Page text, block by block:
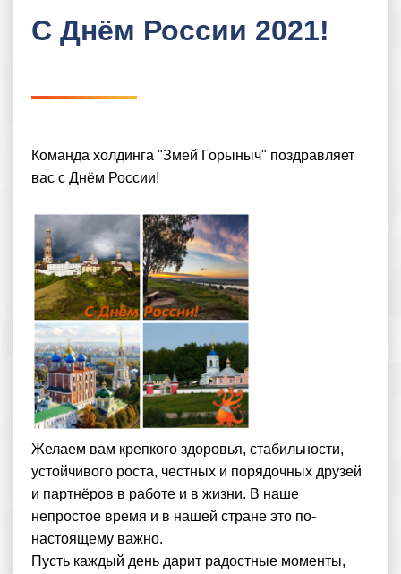
С Днём России 2021!
Команда холдинга "Змей Горыныч" поздравляет
вас с Днём России!
Желаем вам крепкого здоровья, стабильности,
устойчивого роста, честных и порядочных друзей
и партнёров в работе и в жизни. В наше
непростое время и в нашей стране это по-
настоящему важно.
Пусть каждый день дарит радостные моменты,